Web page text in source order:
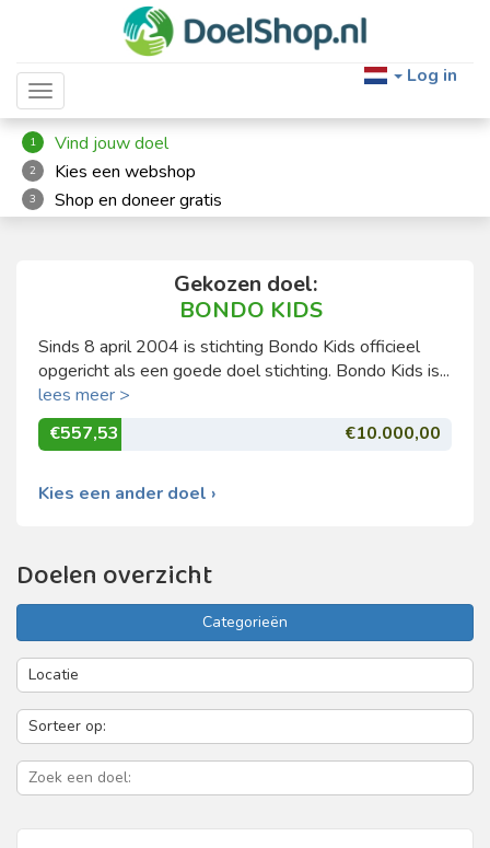
Toggle navigation
Log in
1 Vind jouw doel
2 Kies een webshop
3 Shop en doneer gratis
Gekozen doel:
BONDO KIDS
Sinds 8 april 2004 is stichting Bondo Kids officieel
opgericht als een goede doel stichting. Bondo Kids is...
lees meer >
€557,53
€10.000,00
Kies een ander doel ›
Doelen overzicht
Categorieën